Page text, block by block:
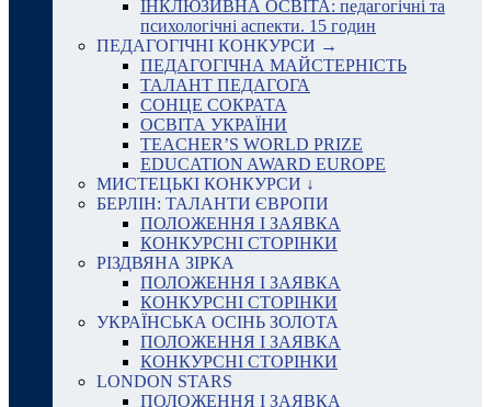
ІНКЛЮЗИВНА ОСВІТА: педагогічні та
психологічні аспекти. 15 годин
ПЕДАГОГІЧНІ КОНКУРСИ →
ПЕДАГОГІЧНА МАЙСТЕРНІСТЬ
ТАЛАНТ ПЕДАГОГА
СОНЦЕ СОКРАТА
ОСВІТА УКРАЇНИ
TEACHER’S WORLD PRIZE
EDUCATION AWARD EUROPE
МИСТЕЦЬКІ КОНКУРСИ ↓
БЕРЛІН: ТАЛАНТИ ЄВРОПИ
ПОЛОЖЕННЯ І ЗАЯВКА
КОНКУРСНІ СТОРІНКИ
РІЗДВЯНА ЗІРКА
ПОЛОЖЕННЯ І ЗАЯВКА
КОНКУРСНІ СТОРІНКИ
УКРАЇНСЬКА ОСІНЬ ЗОЛОТА
ПОЛОЖЕННЯ І ЗАЯВКА
КОНКУРСНІ СТОРІНКИ
LONDON STARS
ПОЛОЖЕННЯ І ЗАЯВКА